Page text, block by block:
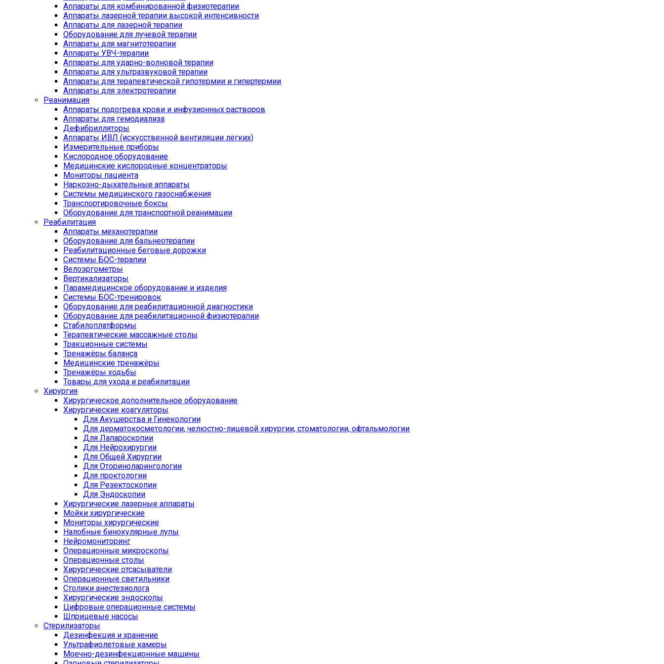
Аппараты для комбинированной физиотерапии
Аппараты лазерной терапии высокой интенсивности
Аппараты для лазерной терапии
Оборудование для лучевой терапии
Аппараты для магнитотерапии
Аппараты УВЧ-терапии
Аппараты для ударно-волновой терапии
Аппараты для ультразвуковой терапии
Аппараты для терапевтической гипотермии и гипертермии
Аппараты для электротерапии
Реанимация
Аппараты подогрева крови и инфузионных растворов
Аппараты для гемодиализа
Дефибрилляторы
Аппараты ИВЛ (искусственной вентиляции лёгких)
Измерительные приборы
Кислородное оборудование
Медицинские кислородные концентраторы
Мониторы пациента
Наркозно-дыхательные аппараты
Системы медицинского газоснабжения
Транспортировочные боксы
Оборудование для транспортной реанимации
Реабилитация
Аппараты механотерапии
Оборудование для бальнеотерапии
Реабилитационные беговые дорожки
Системы БОС-терапии
Велоэргометры
Вертикализаторы
Парамедицинское оборудование и изделия
Системы БОС-тренировок
Оборудование для реабилитационной диагностики
Оборудование для реабилитационной физиотерапии
Стабилоплатформы
Терапевтические массажные столы
Тракционные системы
Тренажёры баланса
Медицинские тренажёры
Тренажёры ходьбы
Товары для ухода и реабилитации
Хирургия
Хирургическое дополнительное оборудование
Хирургические коагуляторы
Для Акушерства и Гинекологии
Для дерматокосметологии, челюстно-лицевой хирургии, стоматологии, офтальмологии
Для Лапароскопии
Для Нейрохирургии
Для Общей Хирургии
Для Оториноларингологии
Для проктологии
Для Резектоскопии
Для Эндоскопии
Хирургические лазерные аппараты
Мойки хирургические
Мониторы хирургические
Налобные бинокулярные лупы
Нейромониторинг
Операционные микроскопы
Операционные столы
Хирургические отсасыватели
Операционные светильники
Столики анестезиолога
Хирургические эндоскопы
Цифровые операционные системы
Шприцевые насосы
Стерилизаторы
Дезинфекция и хранение
Ультрафиолетовые камеры
Моечно-дезинфекционные машины